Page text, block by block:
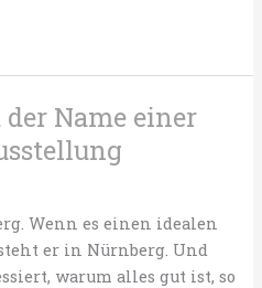
Name einer
Wenn es einen idealen
er in Nürnberg. Und
warum alles gut ist, so